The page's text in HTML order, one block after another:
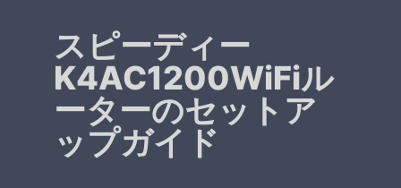
スピーディー
K4AC1200WiFiル
ーターのセットア
ップガイド